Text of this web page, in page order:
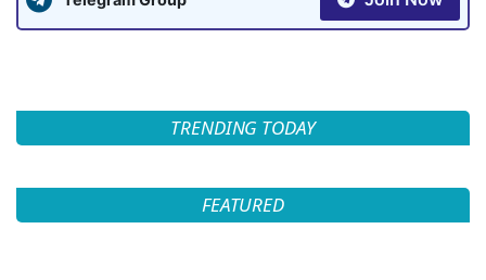
TRENDING TODAY
FEATURED